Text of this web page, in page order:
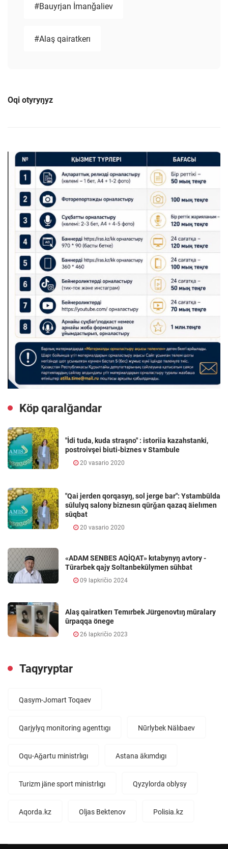
#Bauyrjan İmanǧaliev
#Alaş qairatkerı
Oqi otyryŋyz
Köp qaralǧandar
"İdi tuda, kuda straşno" : istoriia kazahstanki,
postroivşei biuti-biznes v Stambule
20 vasario 2020
"Qai jerden qorqasyŋ, sol jerge bar": Ystambūlda
sūlulyq salony biznesın qūrǧan qazaq äielımen
sūqbat
20 vasario 2020
«ADAM SENBES AQİQAT» kıtabynyŋ avtory -
Tūrarbek qajy Soltanbekūlymen sūhbat
09 lapkričio 2024
Alaş qairatkerı Temırbek Jürgenovtıŋ mūralary
ūrpaqqa önege
26 lapkričio 2023
Taqyryptar
Qasym-Jomart Toqaev
Qarjylyq monitoring agenttıgı Nūrlybek Nälıbaev
Oqu-Aǧartu ministrlıgı Astana äkımdıgı
Turizm jäne sport ministrlıgı Qyzylorda oblysy
Aqorda.kz Oljas Bektenov Polisia.kz